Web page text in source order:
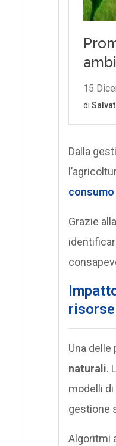
Dalla
Grazie
Una delle
naturali.
modelli
gestione
Algoritmi